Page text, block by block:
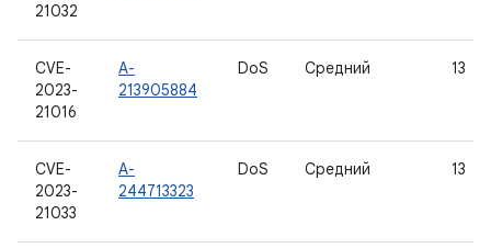
21032
CVE-
2023-
21016
A-
213905884
DoS Средний 13
CVE-
2023-
21033
A-
244713323
DoS Средний 13